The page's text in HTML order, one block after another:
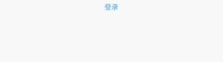
登录